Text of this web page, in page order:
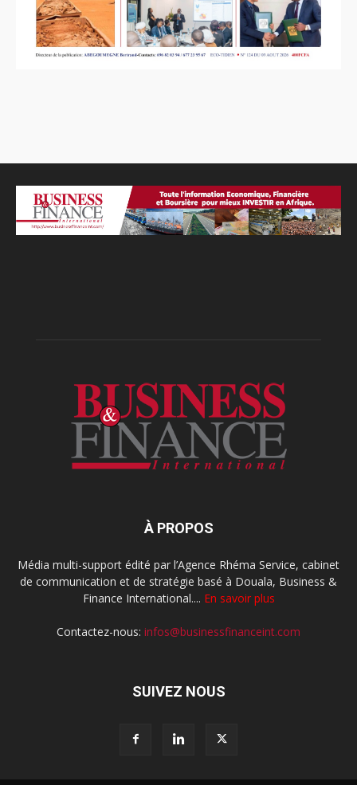
À PROPOS
Média multi-support édité par l’Agence Rhéma Service, cabinet
de communication et de stratégie basé à Douala, Business &
Finance International.... En savoir plus
Contactez-nous: infos@businessfinanceint.com
SUIVEZ NOUS